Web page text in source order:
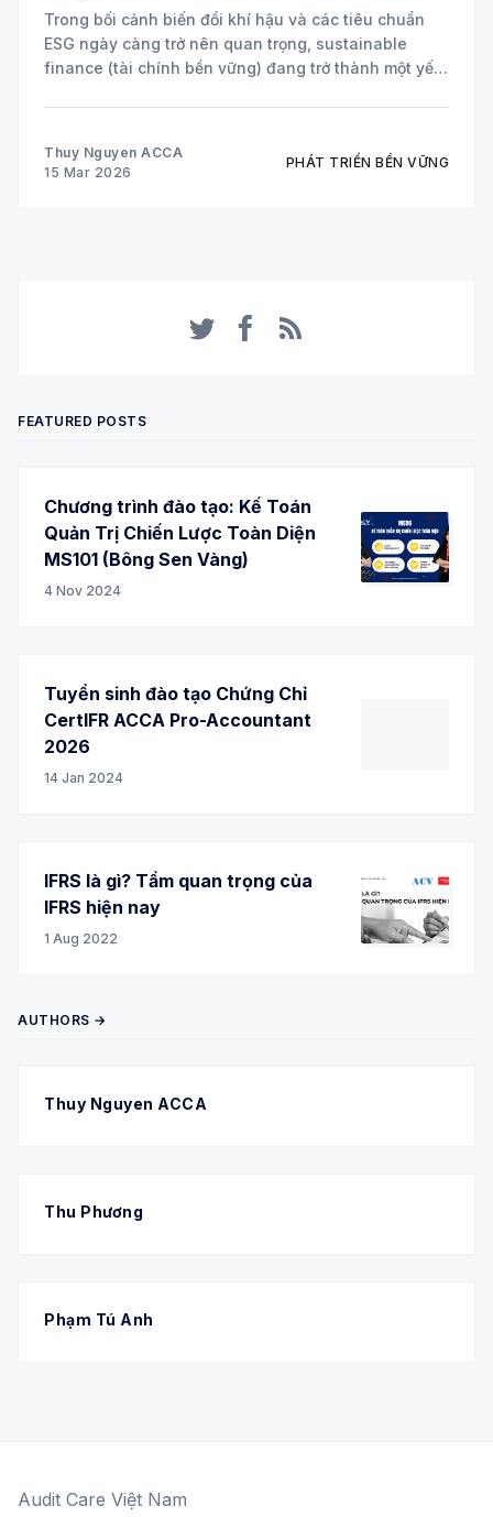
Trong bối cảnh biến đổi khí hậu và các tiêu chuẩn
ESG ngày càng trở nên quan trọng, sustainable
finance (tài chính bền vững) đang trở thành một yếu
Thuy Nguyen ACCA
15 Mar 2026
PHÁT TRIỂN BỀN VỮNG
FEATURED POSTS
Chương trình đào tạo: Kế Toán
Quản Trị Chiến Lược Toàn Diện
MS101 (Bông Sen Vàng)
4 Nov 2024
Tuyển sinh đào tạo Chứng Chỉ
CertIFR ACCA Pro-Accountant
2026
14 Jan 2024
IFRS là gì? Tầm quan trọng của
IFRS hiện nay
1 Aug 2022
AUTHORS →
Thuy Nguyen ACCA
Thu Phương
Phạm Tú Anh
Audit Care Việt Nam